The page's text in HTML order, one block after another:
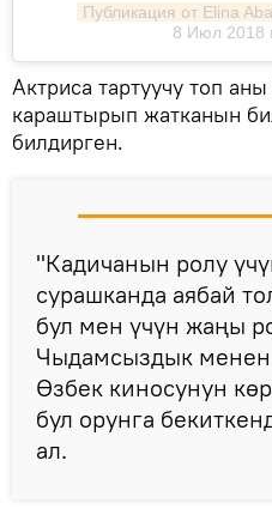
Публикация от Elina
8 Июл 2018
Актриса тартуучу топ
караштырып жатканын
билдирген.
"Кадичанын ролу
сурашканда аябай
бул мен үчүн жаңы
Чыдамсыздык
Өзбек киносунун
бул орунга
ал.